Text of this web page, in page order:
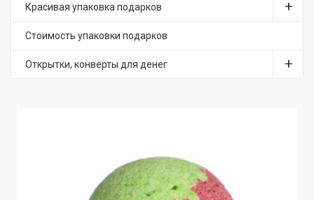
Красивая упаковка подарков
Стоимость упаковки подарков
Открытки, конверты для денег